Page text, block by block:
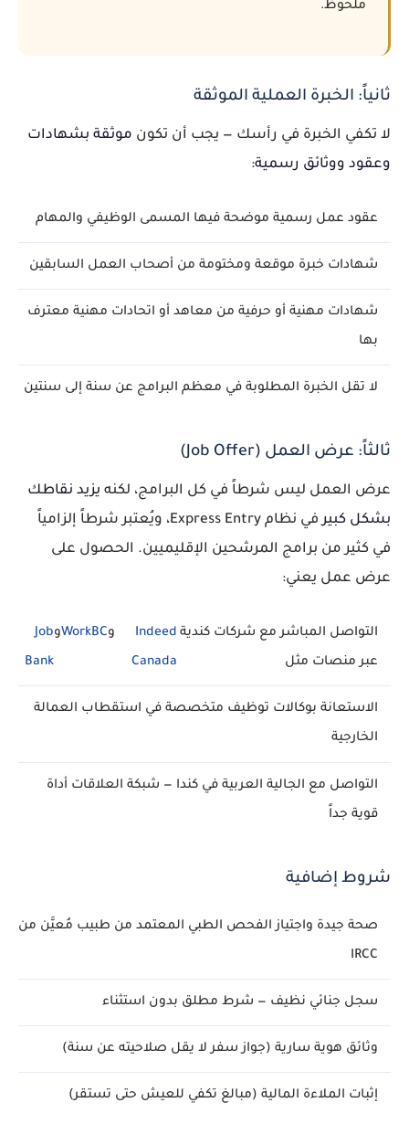
ملحوظ.
ثانياً: الخبرة العملية الموثقة
لا تكفي الخبرة في رأسك — يجب أن تكون موثقة بشهادات
وعقود ووثائق رسمية:
عقود عمل رسمية موضحة فيها المسمى الوظيفي والمهام
شهادات خبرة موقعة ومختومة من أصحاب العمل السابقين
شهادات مهنية أو حرفية من معاهد أو اتحادات مهنية معترف
بها
لا تقل الخبرة المطلوبة في معظم البرامج عن سنة إلى سنتين
ثالثاً: عرض العمل (Job Offer)
عرض العمل ليس شرطاً في كل البرامج، لكنه يزيد نقاطك
بشكل كبير
في نظام Express Entry، ويُعتبر شرطاً إلزامياً
في كثير من برامج المرشحين الإقليميين. الحصول على
عرض عمل يعني:
التواصل المباشر مع شركات كندية
عبر منصات مثل
Indeed
Canada
وWorkBCوJob
Bank
الاستعانة بوكالات توظيف متخصصة في استقطاب العمالة
الخارجية
التواصل مع الجالية العربية في كندا — شبكة العلاقات أداة
قوية جداً
شروط إضافية
صحة جيدة واجتياز الفحص الطبي المعتمد من طبيب مُعيَّن من
IRCC
سجل جنائي نظيف — شرط مطلق بدون استثناء
وثائق هوية سارية (جواز سفر لا يقل صلاحيته عن سنة)
إثبات الملاءة المالية (مبالغ تكفي للعيش حتى تستقر)